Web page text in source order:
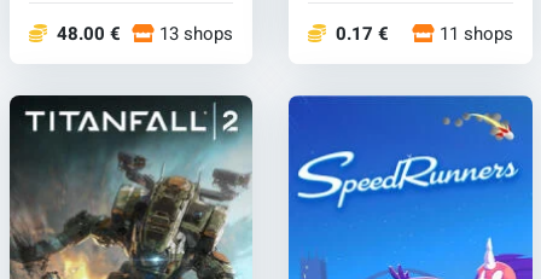
pack...48.00 € 13 shops 0.17 € 11 shops